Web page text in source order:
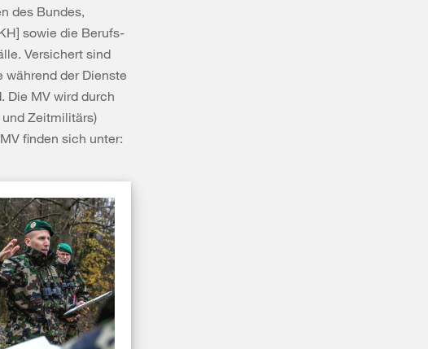
des Bundes,
sowie die Berufs-
Versichert sind
der Dienste
Die MV wird durch
Zeitmilitärs)
finden sich unter: